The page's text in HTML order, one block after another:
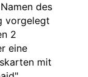
des
vorgelegt
2
eine
mit